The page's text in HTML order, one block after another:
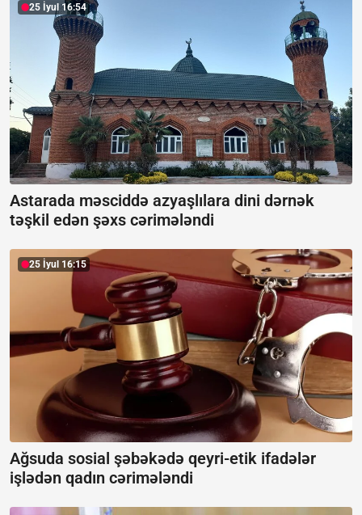
25 İyul 16:54
Astarada məsciddə azyaşlılara dini dərnək
təşkil edən şəxs cərimələndi
25 İyul 16:15
Ağsuda sosial şəbəkədə qeyri-etik ifadələr
işlədən qadın cərimələndi